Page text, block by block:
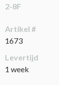
2-8F
Artikel #
1673
Levertijd
1 week